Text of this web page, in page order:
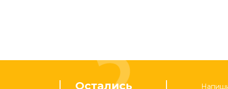
Остались